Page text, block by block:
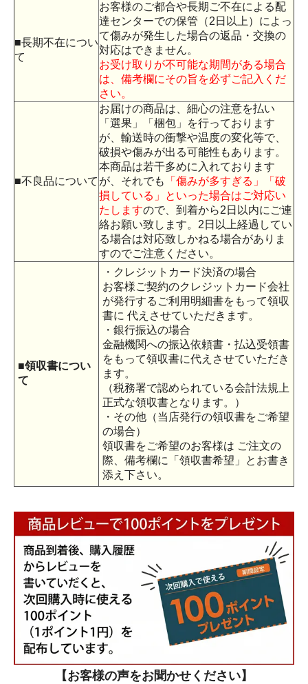
■長期不在につい
て
お客様のご都合や長期ご不在による配
達センターでの保管（2日以上）によっ
て傷みが発生した場合の返品・交換の
対応はできません。
お受け取りが不可能な期間がある場合
は、備考欄にその旨を必ずご記入くだ
さい。
■不良品について
お届けの商品は、細心の注意を払い
「選果」「梱包」を行っております
が、輸送時の衝撃や温度の変化等で、
破損や傷みが出る可能性もあります。
本商品は若干多めに入れております
が、それでも
「傷みが多すぎる」「破
損している」といった場合はご対応い
たしますので、到着から2日以内にご連
絡お願い致します。2日以上経過してい
る場合は対応致しかねる場合がありま
すのでご注意ください。
■領収書につい
て
・クレジットカード決済の場合
お客様ご契約のクレジットカード会社
が発行するご利用明細書をもって領収
書に 代えさせていただきます。
・銀行振込の場合
金融機関への振込依頼書・払込受領書
をもって領収書に代えさせていただき
ます。
（税務署で認められている会計法規上
正式な領収書となります。）
・その他（当店発行の領収書をご希望
の場合）
領収書をご希望のお客様は ご注文の
際、備考欄に「領収書希望」とお書き
添え下さい。
【お客様の声をお聞かせください】